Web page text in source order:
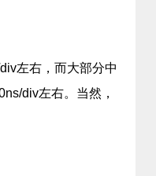
左右，而大部分中
div左右。当然，